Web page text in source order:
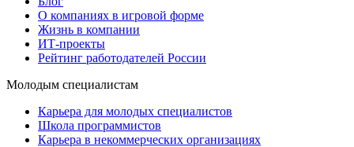
О компаниях в игровой форме
Жизнь в компании
ИТ-проекты
Рейтинг работодателей России
Молодым специалистам
Карьера для молодых специалистов
Школа программистов
Карьера в некоммерческих организациях